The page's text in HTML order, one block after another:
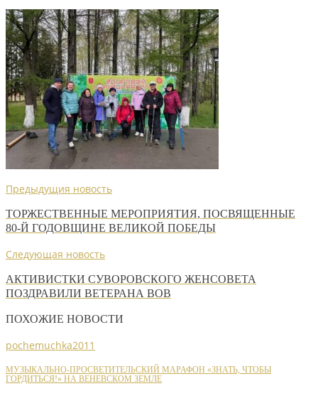
Предыдущия новость
ТОРЖЕСТВЕННЫЕ МЕРОПРИЯТИЯ, ПОСВЯЩЕННЫЕ
80-Й ГОДОВЩИНЕ ВЕЛИКОЙ ПОБЕДЫ
Следующая новость
АКТИВИСТКИ СУВОРОВСКОГО ЖЕНСОВЕТА
ПОЗДРАВИЛИ ВЕТЕРАНА ВОВ
ПОХОЖИЕ НОВОСТИ
pochemuchka2011
МУЗЫКАЛЬНО-ПРОСВЕТИТЕЛЬСКИЙ МАРАФОН «ЗНАТЬ, ЧТОБЫ
ГОРДИТЬСЯ!» НА ВЕНЕВСКОМ ЗЕМЛЕ